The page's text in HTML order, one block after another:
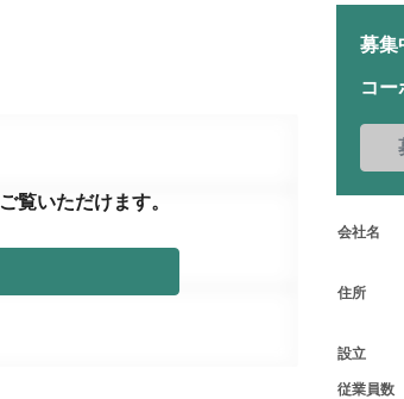
ご覧いただけます。
募集
コー
会社名
住所
設立
従業員数